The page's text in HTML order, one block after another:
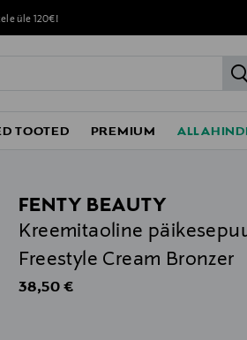
üle 120€!
TOOTED PREMIUM
FENTY BEAUTY
Kreemitaoline
Freestyle Cream Bronzer
Original Price
38,50 €